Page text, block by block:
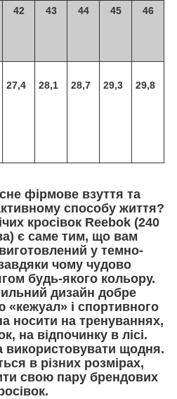
42 43 44 45 46
27,4 28,1 28,7 29,3 29,8
фірмове взуття та
способу життя?
кросівок Reebok (240
є саме тим, що вам
у темно-
чому чудово
будь-якого кольору.
дизайн добре
«кежуал» і спортивного
носити на тренуваннях,
на відпочинку в лісі.
використовувати щодня.
в різних розмірах,
свою пару брендових